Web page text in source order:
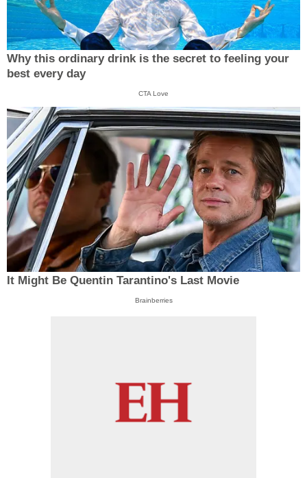
Why this ordinary drink is the secret to feeling your
best every day
CTA Love
It Might Be Quentin Tarantino's Last Movie
Brainberries